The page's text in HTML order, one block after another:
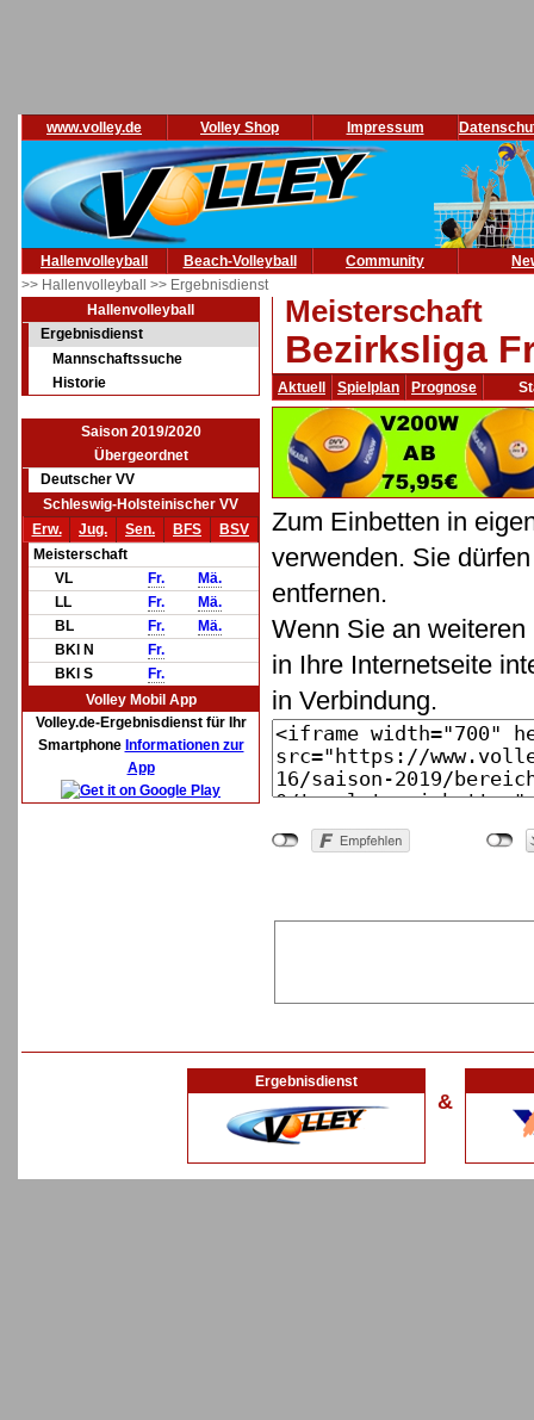
www.volley.de Volley Shop Impressum
Hallenvolleyball Beach-Volleyball Community
>> Hallenvolleyball >> Ergebnisdienst
Hallenvolleyball
Ergebnisdienst
Mannschaftssuche
Historie
Saison 2019/2020
Übergeordnet
Deutscher VV
Schleswig-Holsteinischer VV
Erw.
Jug. Sen. BFS
BSV
Meisterschaft
VL
Fr.
Mä.
LL
Fr.
Mä.
BL
Fr.
Mä.
BKl N
Fr.
BKl S
Fr.
Volley Mobil App
Volley.de-Ergebnisdienst für Ihr
Smartphone Informationen zur
App
Meisterschaft
Bezirksliga
Aktuell Spielplan Prognose
Zum Einbetten in
verwenden. Sie
entfernen.
Wenn Sie an
in Ihre Internetseite
in Verbindung.
Ergebnisdienst
&